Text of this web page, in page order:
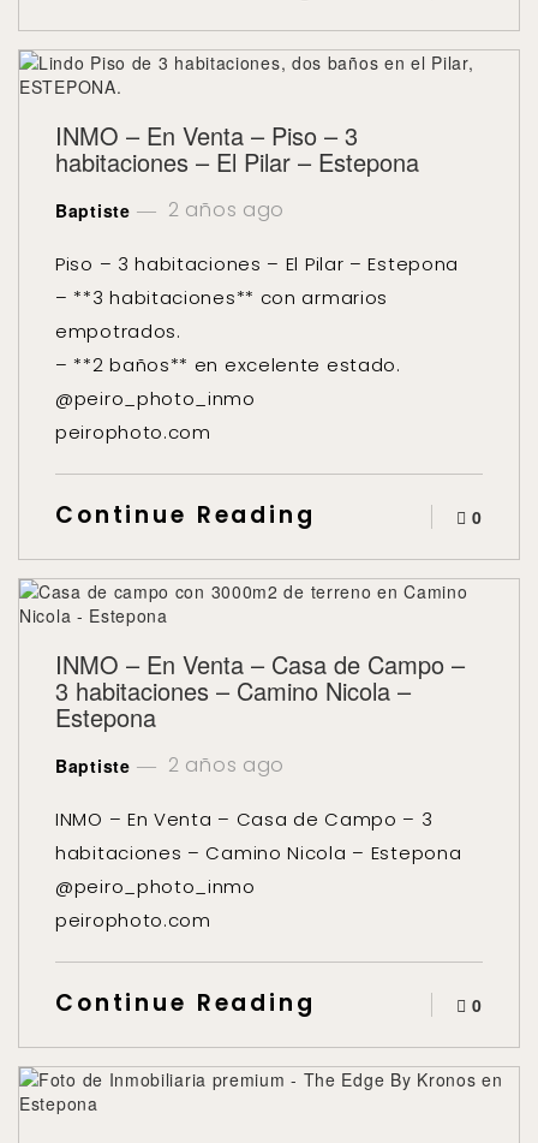
INMO – En Venta – Piso – 3
habitaciones – El Pilar – Estepona
Baptiste 2 años ago
Piso – 3 habitaciones – El Pilar – Estepona
– **3 habitaciones** con armarios
empotrados.
– **2 baños** en excelente estado.
@peiro_photo_inmo
peirophoto.com
Continue Reading 0
INMO – En Venta – Casa de Campo –
3 habitaciones – Camino Nicola –
Estepona
Baptiste 2 años ago
INMO – En Venta – Casa de Campo – 3
habitaciones – Camino Nicola – Estepona
@peiro_photo_inmo
peirophoto.com
Continue Reading 0